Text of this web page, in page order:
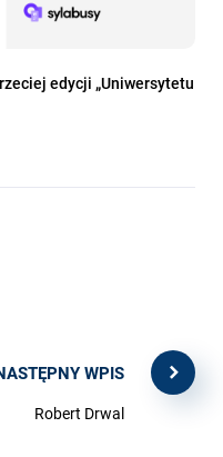
edycji „Uniwersytetu
WPIS
Robert Drwal